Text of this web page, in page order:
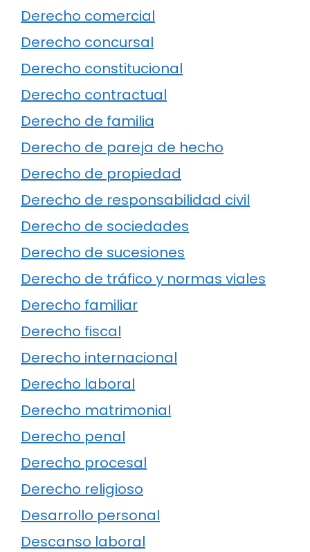
Derecho comercial
Derecho concursal
Derecho constitucional
Derecho contractual
Derecho de familia
Derecho de pareja de hecho
Derecho de propiedad
Derecho de responsabilidad civil
Derecho de sociedades
Derecho de sucesiones
Derecho de tráfico y normas viales
Derecho familiar
Derecho fiscal
Derecho internacional
Derecho laboral
Derecho matrimonial
Derecho penal
Derecho procesal
Derecho religioso
Desarrollo personal
Descanso laboral